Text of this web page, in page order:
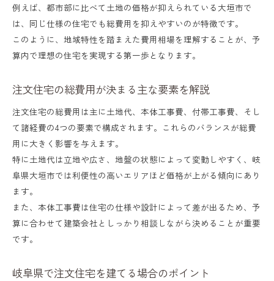
家族構成と注文住宅の間取り選びの考え方
土地選びが左右する費用のポイント
注文住宅の土地費用が全体に与える影響
地価ランキングを活用した費用抑制のコツ
注文住宅と土地のバランスの取り方
利便性重視と費用優先の土地選びポイント
予算内で注文住宅を実現するコツ
注文住宅でコストを抑えるシンプル設計術
予算内で叶える注文住宅の間取りアイデア
住宅ローン計画も含めた費用管理の方法
注文住宅の費用交渉で意識したいポイント
例えば、都市部に比べて土地の価格が抑えられている大垣市で
は、同じ仕様の住宅でも総費用を抑えやすいのが特徴です。
このように、地域特性を踏まえた費用相場を理解することが、予
算内で理想の住宅を実現する第一歩となります。
注文住宅の総費用が決まる主な要素を解説
注文住宅の総費用は主に土地代、本体工事費、付帯工事費、そし
て諸経費の4つの要素で構成されます。これらのバランスが総費
用に大きく影響を与えます。
特に土地代は立地や広さ、地盤の状態によって変動しやすく、岐
阜県大垣市では利便性の高いエリアほど価格が上がる傾向にあり
ます。
また、本体工事費は住宅の仕様や設計によって差が出るため、予
算に合わせて建築会社としっかり相談しながら決めることが重要
です。
岐阜県で注文住宅を建てる場合のポイント